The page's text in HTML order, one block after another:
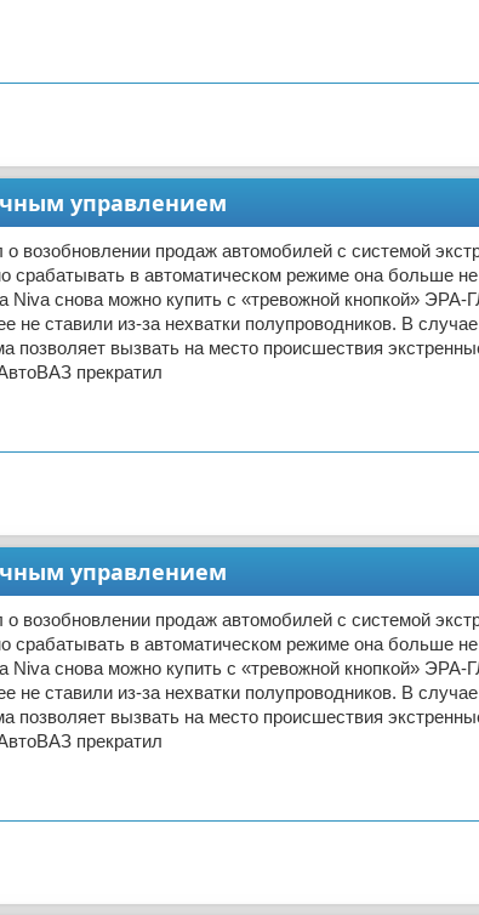
управлением
возобновлении продаж автомобилей с системой
в автоматическом режиме она больше
Niva снова можно купить с «тревожной кнопкой»
не ставили из-за нехватки полупроводников. В
позволяет вызвать на место происшествия
прекратил
управлением
возобновлении продаж автомобилей с системой
в автоматическом режиме она больше
Niva снова можно купить с «тревожной кнопкой»
не ставили из-за нехватки полупроводников. В
позволяет вызвать на место происшествия
прекратил